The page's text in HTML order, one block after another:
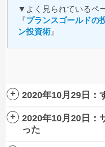
▼よく見られているペ
『プランスゴールドの
ン投資術 』
2020年10月29日：
PGAは中国の深センに
すでに深センには存在
2020年10月20日：
った